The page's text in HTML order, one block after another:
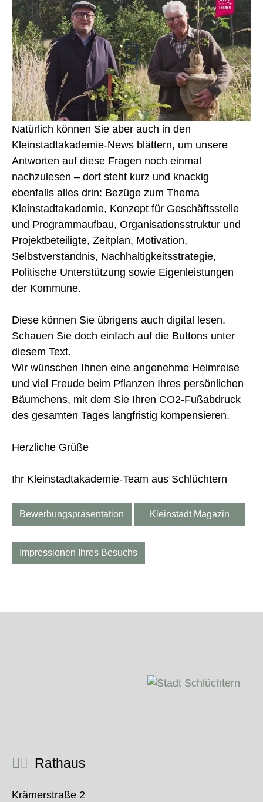
Natürlich können Sie aber auch in den
Kleinstadtakademie-News blättern, um unsere
Antworten auf diese Fragen noch einmal
nachzulesen – dort steht kurz und knackig
ebenfalls alles drin: Bezüge zum Thema
Kleinstadtakademie, Konzept für Geschäftsstelle
und Programmaufbau, Organisationsstruktur und
Projektbeteiligte, Zeitplan, Motivation,
Selbstverständnis, Nachhaltigkeitsstrategie,
Politische Unterstützung sowie Eigenleistungen
der Kommune.
Diese können Sie übrigens auch digital lesen.
Schauen Sie doch einfach auf die Buttons unter
diesem Text.
Wir wünschen Ihnen eine angenehme Heimreise
und viel Freude beim Pflanzen Ihres persönlichen
Bäumchens, mit dem Sie Ihren CO2-Fußabdruck
des gesamten Tages langfristig kompensieren.
Herzliche Grüße
Ihr Kleinstadtakademie-Team aus Schlüchtern
Bewerbungspräsentation Kleinstadt Magazin
Impressionen Ihres Besuchs
Rathaus
Krämerstraße 2